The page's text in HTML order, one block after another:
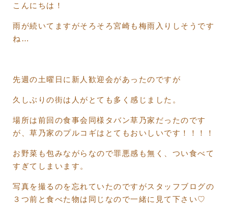
こんにちは！
雨が続いてますがそろそろ宮崎も梅雨入りしそうです
ね…
先週の土曜日に新人歓迎会があったのですが
久しぶりの街は人がとても多く感じました。
場所は前回の食事会同様タバン草乃家だったのです
が、草乃家のプルコギはとてもおいしいです！！！！
お野菜も包みながらなので罪悪感も無く、つい食べて
すぎてしまいます。
写真を撮るのを忘れていたのですがスタッフブログの
３つ前と食べた物は同じなので一緒に見て下さい♡